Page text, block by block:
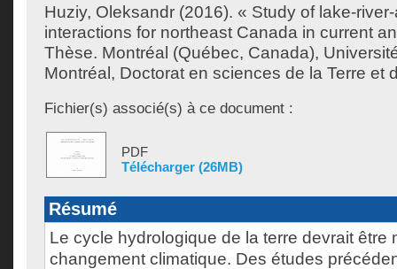
Huziy, Oleksandr (2016). « Study of lake-
interactions for northeast Canada in current
Thèse. Montréal (Québec, Canada),
Montréal, Doctorat en sciences de la Terre et
Fichier(s) associé(s) à ce document :
PDF
Télécharger (26MB)
Résumé
Le cycle hydrologique de la terre devrait être
changement climatique. Des études